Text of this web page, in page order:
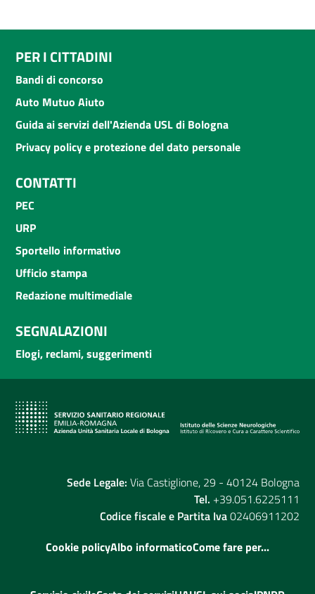
PER I CITTADINI
Bandi di concorso
Auto Mutuo Aiuto
Guida ai servizi dell'Azienda USL di Bologna
Privacy policy e protezione del dato personale
CONTATTI
PEC
URP
Sportello informativo
Ufficio stampa
Redazione multimediale
SEGNALAZIONI
Elogi, reclami, suggerimenti
Sede Legale: Via Castiglione, 29 - 40124 Bologna
Tel. +39.051.6225111
Codice fiscale e Partita Iva02406911202
Cookie policyAlbo informaticoCome fare per...